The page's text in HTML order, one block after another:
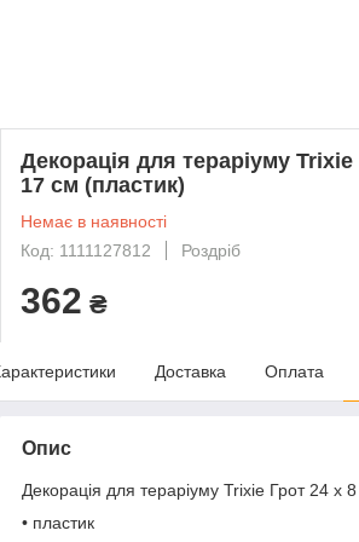
Декорація для тераріуму
17 см (пластик)
Немає в наявності
Код: 1111127812
Роздріб
362 ₴
Доставка Оплата
Опис
Декорація для тераріуму Trixie Грот 24 x
• пластик